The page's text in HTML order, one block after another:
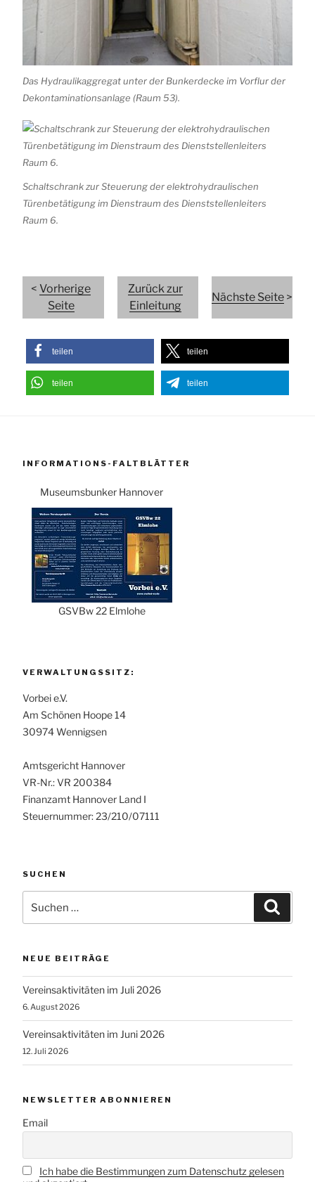
Das Hydraulikaggregat unter der Bunkerdecke im Vorflur der
Dekontaminationsanlage (Raum 53).
Schaltschrank zur Steuerung der elektrohydraulischen
Türenbetätigung im Dienstraum des Dienststellenleiters
Raum 6.
<Vorherige
Seite
Zurück zur
Einleitung
Nächste Seite >
teilen teilen
teilen teilen
INFORMATIONS-FALTBLÄTTER
Museumsbunker Hannover
GSVBw 22 Elmlohe
VERWALTUNGSSITZ:
Vorbei e.V.
Am Schönen Hoope 14
30974 Wennigsen
Amtsgericht Hannover
VR-Nr.: VR 200384
Finanzamt Hannover Land I
Steuernummer: 23/210/07111
SUCHEN
nach:
NEUE BEITRÄGE
Vereinsaktivitäten im Juli 2026
6. August 2026
Vereinsaktivitäten im Juni 2026
12. Juli 2026
NEWSLETTER ABONNIEREN
Email
Ich habe die Bestimmungen zum Datenschutz gelesen